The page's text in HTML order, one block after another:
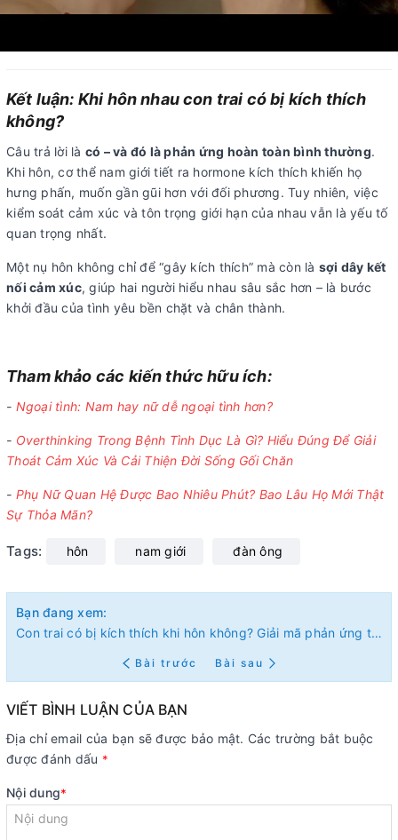
Kết luận: Khi hôn nhau con trai có bị kích thích
không?
Câu trả lời là có – và đó là phản ứng hoàn toàn bình thường.
Khi hôn, cơ thể nam giới tiết ra hormone kích thích khiến họ
hưng phấn, muốn gần gũi hơn với đối phương. Tuy nhiên, việc
kiểm soát cảm xúc và tôn trọng giới hạn của nhau vẫn là yếu tố
quan trọng nhất.
Một nụ hôn không chỉ để “gây kích thích” mà còn là sợi dây kết
nối cảm xúc, giúp hai người hiểu nhau sâu sắc hơn – là bước
khởi đầu của tình yêu bền chặt và chân thành.
Tham khảo các kiến thức hữu ích:
- Ngoại tình: Nam hay nữ dễ ngoại tình hơn?
- Overthinking Trong Bệnh Tình Dục Là Gì? Hiểu Đúng Để Giải
Thoát Cảm Xúc Và Cải Thiện Đời Sống Gối Chăn
- Phụ Nữ Quan Hệ Được Bao Nhiêu Phút? Bao Lâu Họ Mới Thật
Sự Thỏa Mãn?
Tags: hôn nam giới đàn ông
Bạn đang xem:
Con trai có bị kích thích khi hôn không? Giải mã phản ứng thật của phái mạnh
Bài trước Bài sau
VIẾT BÌNH LUẬN CỦA BẠN
Địa chỉ email của bạn sẽ được bảo mật. Các trường bắt buộc
được đánh dấu *
Nội dung*